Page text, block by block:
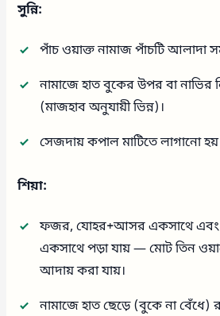
সুন্নি:
পাঁচ ওয়াক্ত নামাজ পাঁচটি আলাদা
নামাজে হাত বুকের উপর বা নাভির
(মাজহাব অনুযায়ী ভিন্ন)।
সেজদায় কপাল মাটিতে লাগানো
শিয়া:
ফজর, যোহর+আসর একসাথে এবং
একসাথে পড়া যায় — মোট তিন
আদায় করা যায়।
নামাজে হাত ছেড়ে (বুকে না বেঁধে)